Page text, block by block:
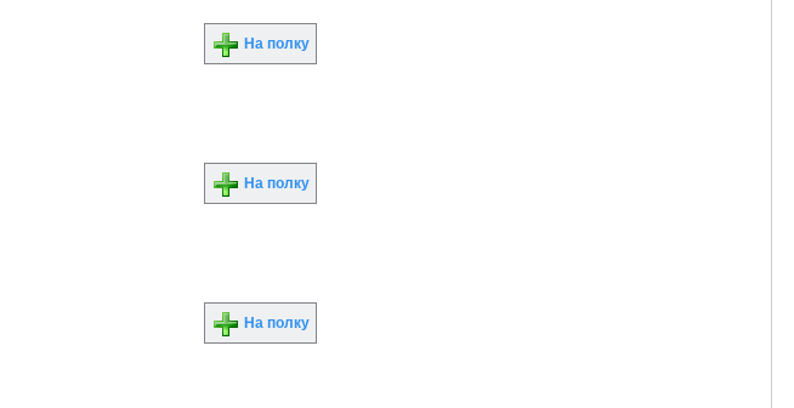
На полку
На полку
На полку